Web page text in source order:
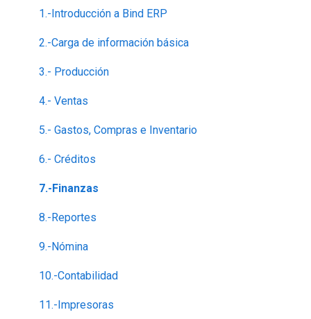
Generalidades del Sistema
Soporte-Errores
Contabilidad, Finanzas y nóminas
Ventas
1.-Introducción a Bind ERP
2.-Carga de información básica
3.- Producción
4.- Ventas
5.- Gastos, Compras e Inventario
6.- Créditos
7.-Finanzas
8.-Reportes
9.-Nómina
10.-Contabilidad
11.-Impresoras